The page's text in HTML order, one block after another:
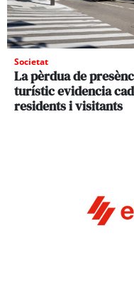
Societat
La pèrdua de
turístic evidencia
residents i visitants